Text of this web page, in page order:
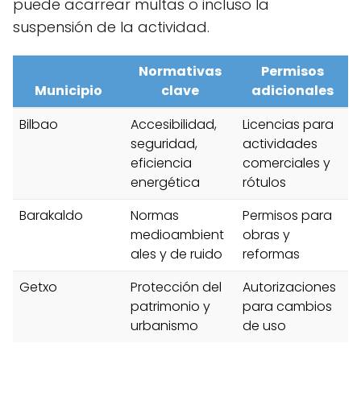
puede acarrear multas o incluso la
suspensión de la actividad.
Municipio
Normativas
clave
Permisos
adicionales
Bilbao
Accesibilidad,
seguridad,
eficiencia
energética
Licencias para
actividades
comerciales y
rótulos
Barakaldo
Normas
medioambient
ales y de ruido
Permisos para
obras y
reformas
Getxo
Protección del
patrimonio y
urbanismo
Autorizaciones
para cambios
de uso